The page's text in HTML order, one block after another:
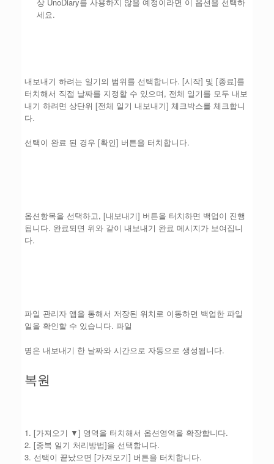
세요.
내보내기 하려는 일기의 범위를 선택합니다. [시작] 및 [종료]를
터치해서 직접 날짜를 지정할 수 있으며, 전체 일기를 모두 내보
내기 하려면 상단위 [전체 일기 내보내기] 체크박스를 체크합니
다.
선택이 완료 된 경우 [확인] 버튼을 터치합니다.
옵션항목을 선택하고, [내보내기] 버튼을 터치하면 백업이 진행
됩니다. 완료되면 위와 같이 내보내기 완료 메시지가 보여집니
다.
파일 관리자 앱을 통해서 저장된 위치로 이동하면 백업한 파일
일을 확인할 수 있습니다. 파일
명은 내보내기 한 날짜와 시간으로 자동으로 생성됩니다.
복원
1. [가져오기 ▼] 영역을 터치해서 옵션영역을 확장합니다.
2. [중복 일기 처리방법]을 선택합니다.
3. 선택이 끝났으면 [가져오기] 버튼을 터치합니다.